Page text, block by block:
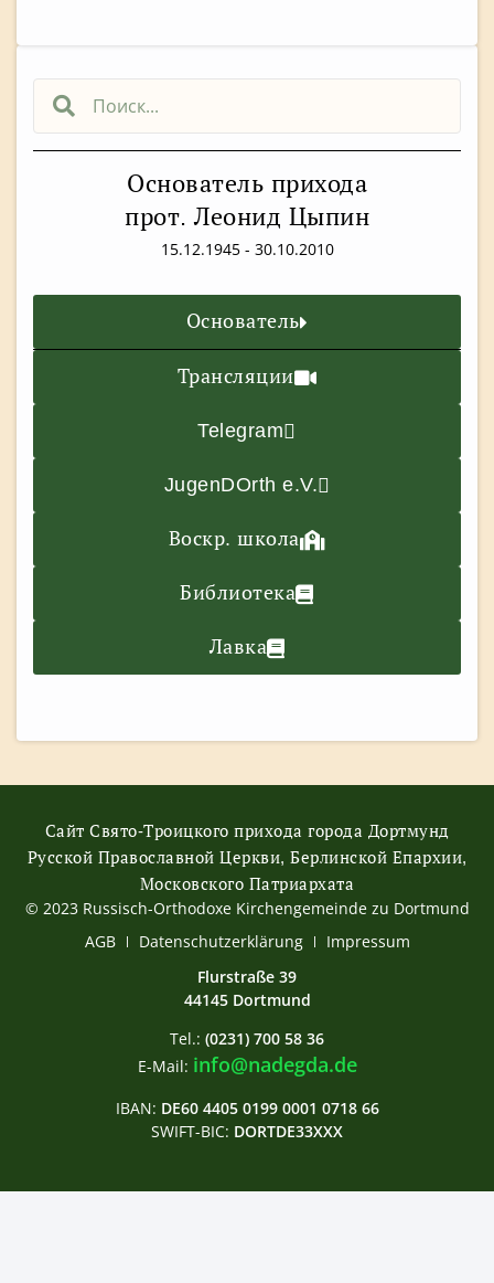
Основатель прихода
прот. Леонид Цыпин
15.12.1945 - 30.10.2010
Основатель
Трансляции
Telegram
JugenDOrth e.V.
Воскр. школа
Библиотека
Лавка
Сайт Свято-Троицкого прихода города Дортмунд
Русской Православной Церкви, Берлинской Епархии,
Московского Патриархата
© 2023 Russisch-Orthodoxe Kirchengemeinde zu Dortmund
АGB
Datenschutzerklärung
Impressum
Flurstraße 39
44145 Dortmund
Tel.: (0231) 700 58 36
E-Mail: info@nadegda.de
IBAN: DE60 4405 0199 0001 0718 66
SWIFT-BIC: DORTDE33XXX